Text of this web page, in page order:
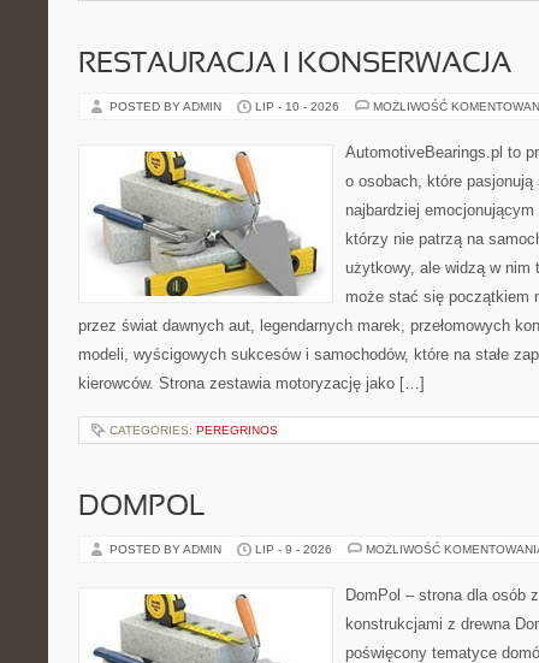
RESTAURACJA I KONSERWACJA
POSTED BY ADMIN LIP - 10 - 2026 MOŻLIWOŚĆ
AutomotiveBearings.pl to
o osobach, które
najbardziej
którzy nie patrzą na
użytkowy, ale widzą w nim
może stać się początkiem
przez świat dawnych aut, legendarnych marek, przełomowych
modeli, wyścigowych sukcesów i samochodów, które na stałe
kierowców. Strona zestawia motoryzację jako […]
CATEGORIES: PEREGRINOS
DOMPOL
POSTED BY ADMIN LIP - 9 - 2026 MOŻLIWOŚĆ
DomPol – strona dla osób
konstrukcjami z drewna
poświęcony tematyce